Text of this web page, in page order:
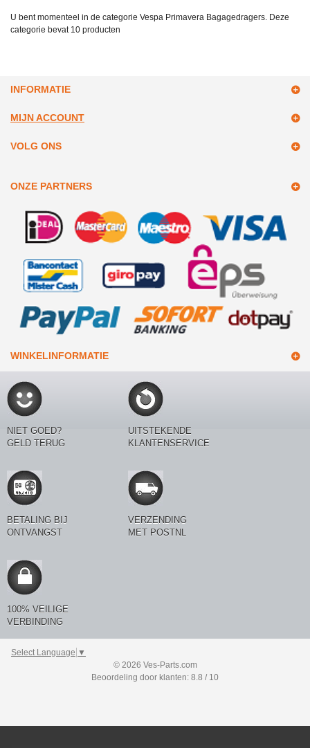
U bent momenteel in de categorie Vespa Primavera Bagagedragers. Deze
categorie bevat 10 producten
INFORMATIE
MIJN ACCOUNT
VOLG ONS
ONZE PARTNERS
WINKELINFORMATIE
NIET GOED?
GELD TERUG
UITSTEKENDE
KLANTENSERVICE
BETALING BIJ
ONTVANGST
VERZENDING
MET POSTNL
100% VEILIGE
VERBINDING
Select Language ▼
© 2026 Ves-Parts.com
Beoordeling door klanten: 8.8 / 10